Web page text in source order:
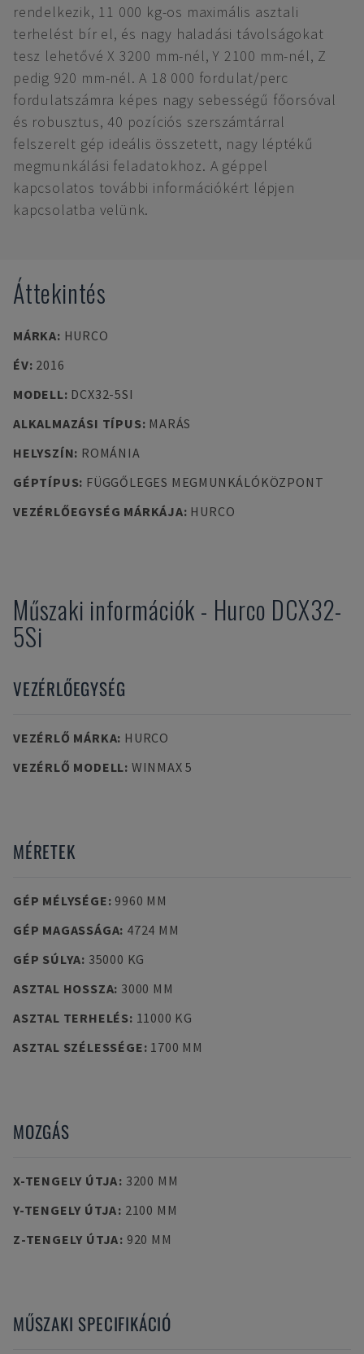
rendelkezik, 11 000 kg-os maximális asztali
terhelést bír el, és nagy haladási távolságokat
tesz lehetővé X 3200 mm-nél, Y 2100 mm-nél, Z
pedig 920 mm-nél. A 18 000 fordulat/perc
fordulatszámra képes nagy sebességű főorsóval
és robusztus, 40 pozíciós szerszámtárral
felszerelt gép ideális összetett, nagy léptékű
megmunkálási feladatokhoz. A géppel
kapcsolatos további információkért lépjen
kapcsolatba velünk.
Áttekintés
MÁRKA: HURCO
ÉV: 2016
MODELL: DCX32-5SI
ALKALMAZÁSI TÍPUS: MARÁS
HELYSZÍN: ROMÁNIA
GÉPTÍPUS: FÜGGŐLEGES MEGMUNKÁLÓKÖZPONT
VEZÉRLŐEGYSÉG MÁRKÁJA: HURCO
Műszaki információk - Hurco DCX32-
5Si
VEZÉRLŐEGYSÉG
VEZÉRLŐ MÁRKA: HURCO
VEZÉRLŐ MODELL: WINMAX 5
MÉRETEK
GÉP MÉLYSÉGE: 9960 MM
GÉP MAGASSÁGA: 4724 MM
GÉP SÚLYA: 35000 KG
ASZTAL HOSSZA: 3000 MM
ASZTAL TERHELÉS: 11000 KG
ASZTAL SZÉLESSÉGE: 1700 MM
MOZGÁS
X-TENGELY ÚTJA: 3200 MM
Y-TENGELY ÚTJA: 2100 MM
Z-TENGELY ÚTJA: 920 MM
MŰSZAKI SPECIFIKÁCIÓ